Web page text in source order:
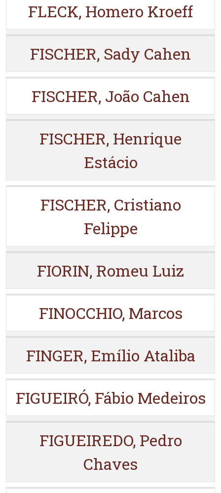
FLECK, Homero Kroeff
FISCHER, Sady Cahen
FISCHER, João Cahen
FISCHER, Henrique
Estácio
FISCHER, Cristiano
Felippe
FIORIN, Romeu Luiz
FINOCCHIO, Marcos
FINGER, Emílio Ataliba
FIGUEIRÓ, Fábio Medeiros
FIGUEIREDO, Pedro
Chaves